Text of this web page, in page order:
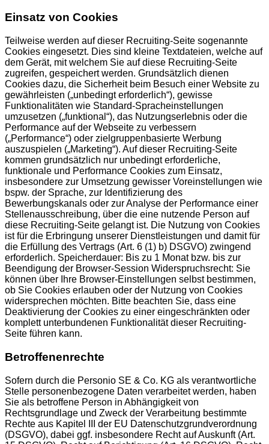
Einsatz von Cookies
Teilweise werden auf dieser Recruiting-Seite sogenannte
Cookies eingesetzt. Dies sind kleine Textdateien, welche auf
dem Gerät, mit welchem Sie auf diese Recruiting-Seite
zugreifen, gespeichert werden. Grundsätzlich dienen
Cookies dazu, die Sicherheit beim Besuch einer Website zu
gewährleisten („unbedingt erforderlich“), gewisse
Funktionalitäten wie Standard-Spracheinstellungen
umzusetzen („funktional“), das Nutzungserlebnis oder die
Performance auf der Webseite zu verbessern
(„Performance“) oder zielgruppenbasierte Werbung
auszuspielen („Marketing“). Auf dieser Recruiting-Seite
kommen grundsätzlich nur unbedingt erforderliche,
funktionale und Performance Cookies zum Einsatz,
insbesondere zur Umsetzung gewisser Voreinstellungen wie
bspw. der Sprache, zur Identifizierung des
Bewerbungskanals oder zur Analyse der Performance einer
Stellenausschreibung, über die eine nutzende Person auf
diese Recruiting-Seite gelangt ist. Die Nutzung von Cookies
ist für die Erbringung unserer Dienstleistungen und damit für
die Erfüllung des Vertrags (Art. 6 (1) b) DSGVO) zwingend
erforderlich. Speicherdauer: Bis zu 1 Monat bzw. bis zur
Beendigung der Browser-Session Widerspruchsrecht: Sie
können über Ihre Browser-Einstellungen selbst bestimmen,
ob Sie Cookies erlauben oder der Nutzung von Cookies
widersprechen möchten. Bitte beachten Sie, dass eine
Deaktivierung der Cookies zu einer eingeschränkten oder
komplett unterbundenen Funktionalität dieser Recruiting-
Seite führen kann.
Betroffenenrechte
Sofern durch die Personio SE & Co. KG als verantwortliche
Stelle personenbezogene Daten verarbeitet werden, haben
Sie als betroffene Person in Abhängigkeit von
Rechtsgrundlage und Zweck der Verarbeitung bestimmte
Rechte aus Kapitel III der EU Datenschutzgrundverordnung
(DSGVO), dabei ggf. insbesondere Recht auf Auskunft (Art.